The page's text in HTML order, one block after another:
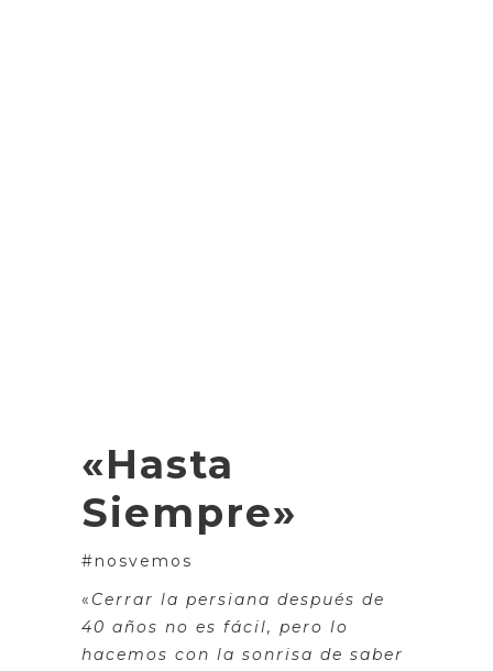
«Hasta
Siempre»
#nosvemos
« Cerrar la persiana después de
40 años no es fácil, pero lo
hacemos con la sonrisa de saber